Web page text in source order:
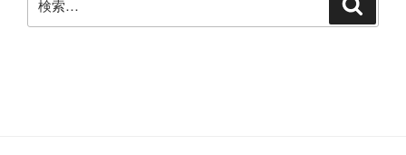
索: